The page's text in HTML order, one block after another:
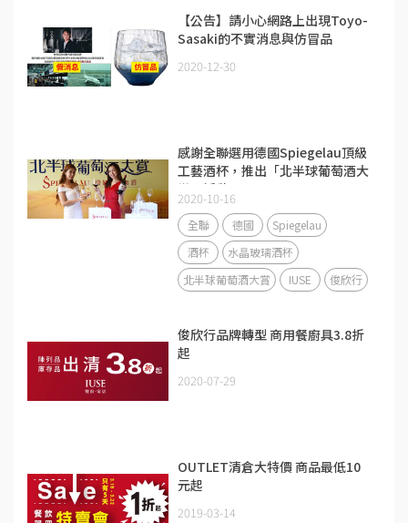
【公告】請小心網路上出現Toyo-
Sasaki的不實消息與仿冒品
2020-12-30
感謝全聯選用德國Spiegelau頂級
工藝酒杯，推出「北半球葡萄酒大
賞」活動
2020-10-16
全聯 德國
Spiegelau
酒杯
水晶玻璃酒杯
北半球葡萄酒大賞
IUSE 俊欣行
俊欣行品牌轉型 商用餐廚具3.8折
起
2020-07-29
OUTLET清倉大特價 商品最低10
元起
2019-03-14